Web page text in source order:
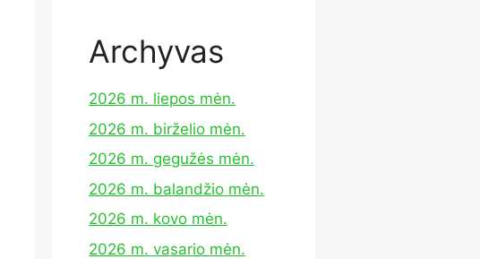
Archyvas
2026 m. liepos mėn.
2026 m. birželio mėn.
2026 m. gegužės mėn.
2026 m. balandžio mėn.
2026 m. kovo mėn.
2026 m. vasario mėn.